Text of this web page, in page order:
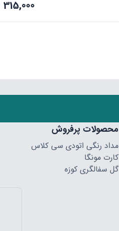
315,000
محصولات پرفروش
مداد رنگی اتودی سی کلاس
کارت مونگا
گل سفالگری کوزه